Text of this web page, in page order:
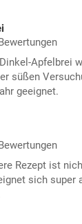
Apfelbrei
süßen
geeignet.
Rezept ist
sich super